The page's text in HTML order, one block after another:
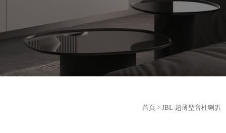
首頁 > JBL-超薄型音柱喇叭